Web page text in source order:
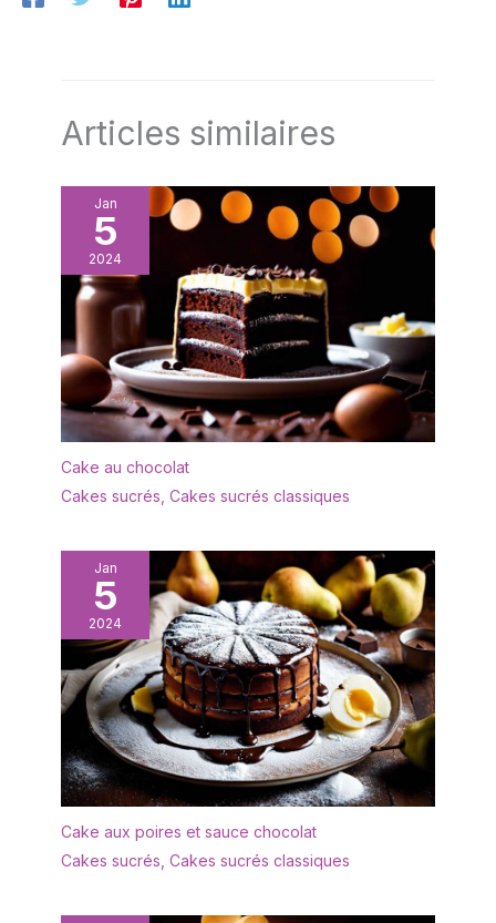
Articles similaires
Jan
5
2024
Cake au chocolat
Cakes sucrés Cakes sucrés classiques
Jan
5
2024
Cake aux poires et sauce chocolat
Cakes sucrés Cakes sucrés classiques